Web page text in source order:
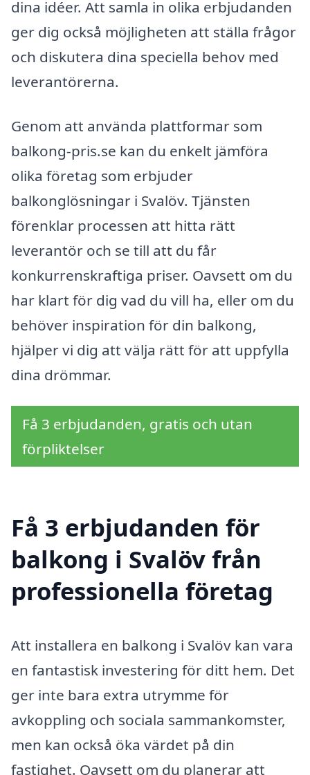
dina idéer. Att samla in olika erbjudanden
ger dig också möjligheten att ställa frågor
och diskutera dina speciella behov med
leverantörerna.
Genom att använda plattformar som
balkong-pris.se kan du enkelt jämföra
olika företag som erbjuder
balkonglösningar i Svalöv. Tjänsten
förenklar processen att hitta rätt
leverantör och se till att du får
konkurrenskraftiga priser. Oavsett om du
har klart för dig vad du vill ha, eller om du
behöver inspiration för din balkong,
hjälper vi dig att välja rätt för att uppfylla
dina drömmar.
Få 3 erbjudanden, gratis och utan
förpliktelser
Få 3 erbjudanden för
balkong i Svalöv från
professionella företag
Att installera en balkong i Svalöv kan vara
en fantastisk investering för ditt hem. Det
ger inte bara extra utrymme för
avkoppling och sociala sammankomster,
men kan också öka värdet på din
fastighet. Oavsett om du planerar att